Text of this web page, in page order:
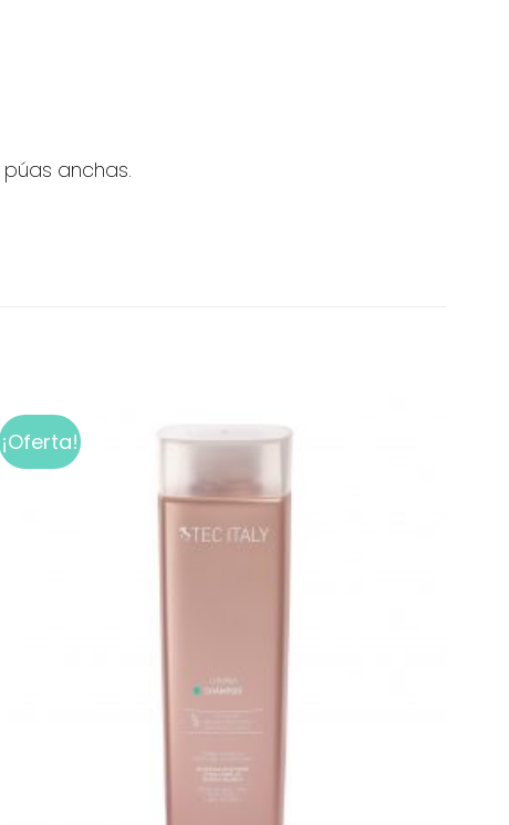
anchas.
¡Oferta!